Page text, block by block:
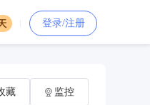
登录/注册
藏 监控